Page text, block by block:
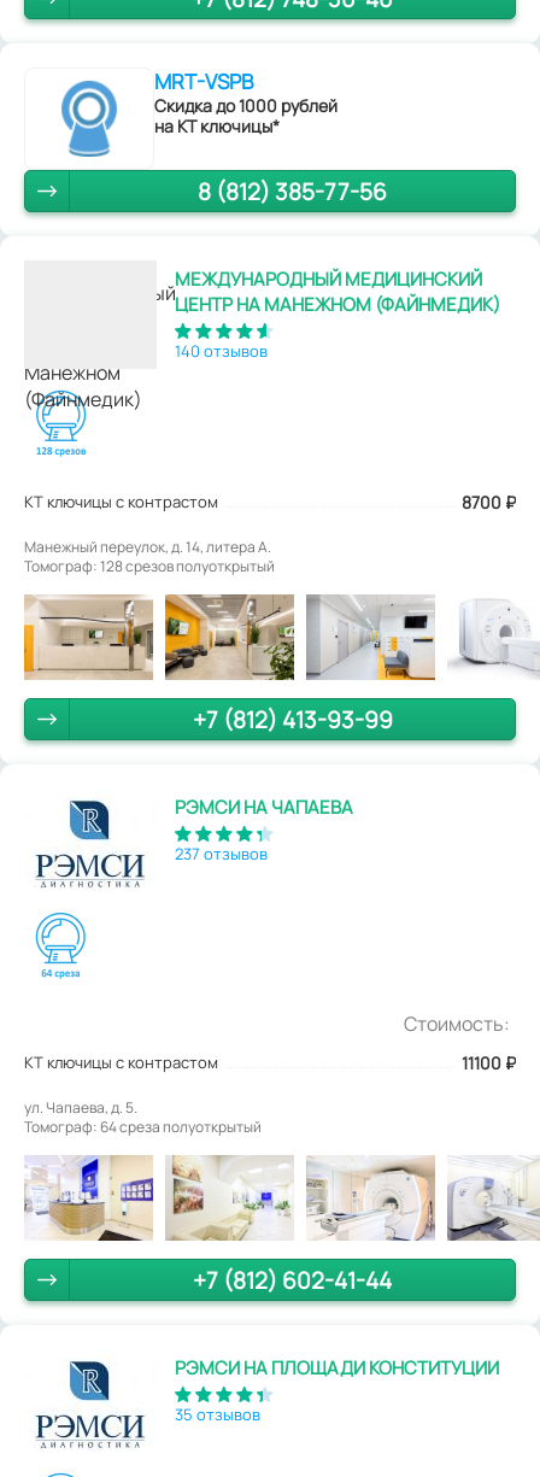
MRT-VSPB
Скидка до 1000 рублей
на КТ ключицы*
8 (812) 385-77-56
МЕЖДУНАРОДНЫЙ МЕДИЦИНСКИЙ
ЦЕНТР НА МАНЕЖНОМ (ФАЙНМЕДИК)
140 отзывов
КТ ключицы с контрастом 8700 ₽
Манежный переулок, д. 14, литера А.
Томограф: 128 срезов полуоткрытый
+7 (812) 413-93-99
РЭМСИ НА ЧАПАЕВА
237 отзывов
Стоимость:
КТ ключицы с контрастом 11100 ₽
ул. Чапаева, д. 5.
Томограф: 64 среза полуоткрытый
+7 (812) 602-41-44
РЭМСИ НА ПЛОЩАДИ КОНСТИТУЦИИ
35 отзывов